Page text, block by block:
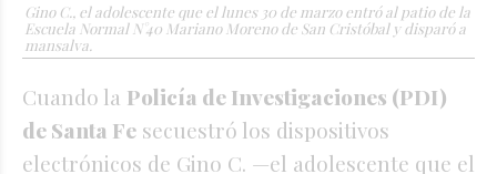
Gino C., el adolescente que el lunes 30 de marzo entró al patio de la
Escuela Normal N°40 Mariano Moreno de San Cristóbal y disparó a
mansalva.
Cuando la Policía de Investigaciones (PDI)
de Santa Fe secuestró los dispositivos
electrónicos de Gino C. —el adolescente que el